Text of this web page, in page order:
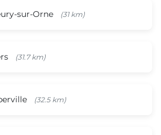
sur-Orne (31 km)
(31.7 km)
(32.5 km)